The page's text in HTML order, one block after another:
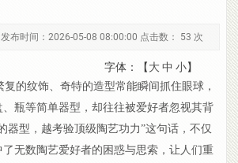
布时间：2026-05-08 08:00:00 点击数： 53 次
字体：【大 中 小】
复的纹饰、奇特的造型常能瞬间抓住眼球，
瓶等简单器型，却往往被爱好者忽视其背
器型，越考验顶级陶艺功力”这句话，不仅
无数陶艺爱好者的困惑与思索，让人们重